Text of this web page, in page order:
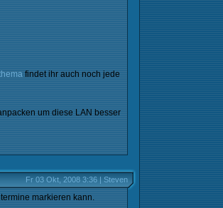
findet ihr auch noch jede
um diese LAN besser
Fr 03 Okt, 2008 3:36 | Steven
markieren kann.